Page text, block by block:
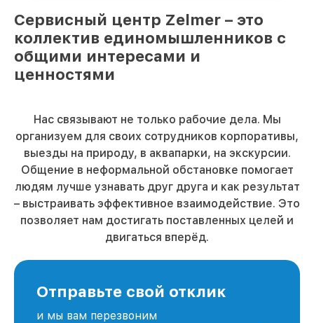
Сервисный центр Zelmer – это
коллектив единомышленников с
общими интересами и
ценностями
Нас связывают не только рабочие дела. Мы
организуем для своих сотрудников корпоративы,
выезды на природу, в аквапарки, на экскурсии.
Общение в неформальной обстановке помогает
людям лучше узнавать друг друга и как результат
– выстраивать эффективное взаимодействие. Это
позволяет нам достигать поставленных целей и
двигаться вперёд.
Отправьте свой отклик
и мы вам перезвоним